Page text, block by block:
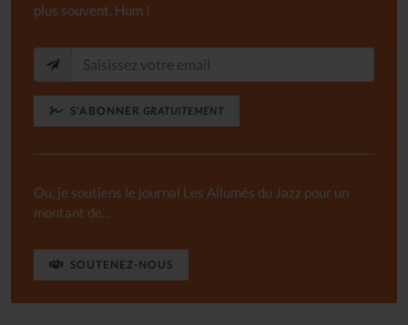
plus souvent. Hum !
S'ABONNER GRATUITEMENT
Ou, je soutiens le journal Les Allumés du Jazz pour un
montant de...
SOUTENEZ-NOUS